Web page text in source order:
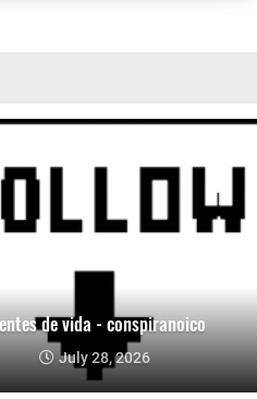
de vida - conspiranoico
July 28, 2026